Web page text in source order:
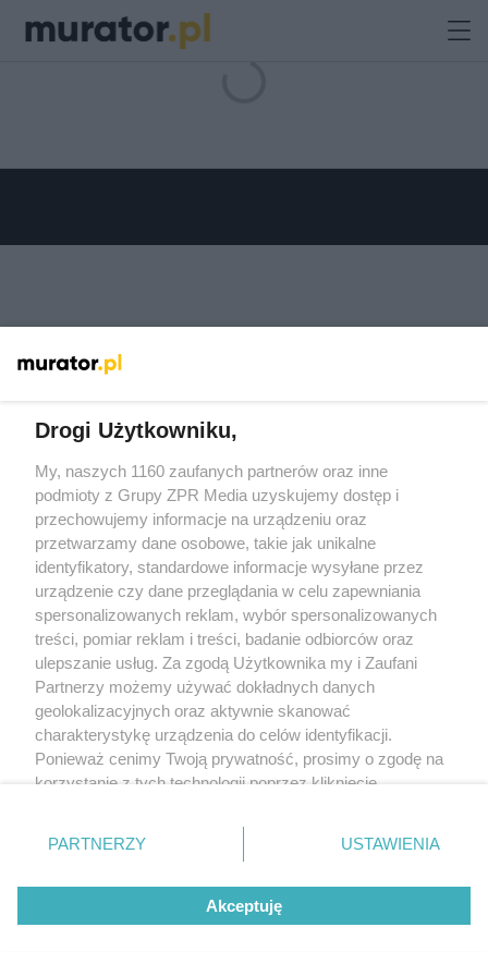
Drogi Użytkowniku,
My, naszych 1160 zaufanych partnerów oraz inne
podmioty z Grupy ZPR Media uzyskujemy dostęp i
przechowujemy informacje na urządzeniu oraz
przetwarzamy dane osobowe, takie jak unikalne
identyfikatory, standardowe informacje wysyłane przez
urządzenie czy dane przeglądania w celu zapewniania
spersonalizowanych reklam, wybór spersonalizowanych
treści, pomiar reklam i treści, badanie odbiorców oraz
ulepszanie usług. Za zgodą Użytkownika my i Zaufani
Partnerzy możemy używać dokładnych danych
geolokalizacyjnych oraz aktywnie skanować
charakterystykę urządzenia do celów identyfikacji.
Ponieważ cenimy Twoją prywatność, prosimy o zgodę na
korzystanie z tych technologii poprzez kliknięcie
zmienić/wycofać klikając przycisk ustawień prywatności
znajdujący się w lewym dolnym rogu strony
rodzaje przetwarzania danych nie wymagają zgody
użytkownika, ale masz prawo sprzeciwić się takiemu
przetwarzaniu. Preferencje będą miały zastosowanie tylko
PARTNERZY USTAWIENIA
Akceptuję